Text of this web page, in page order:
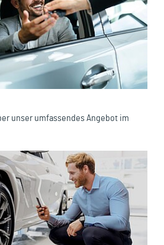
unser umfassendes Angebot im